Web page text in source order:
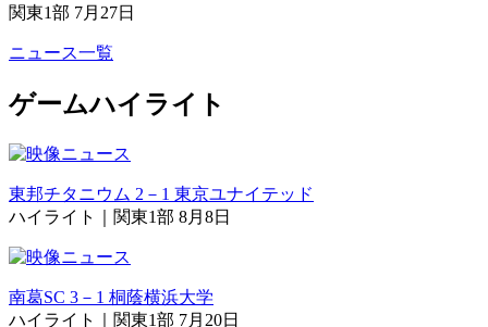
関東1部 7月27日
ニュース一覧
ゲームハイライト
東邦チタニウム 2－1 東京ユナイテッド
ハイライト｜関東1部 8月8日
南葛SC 3－1 桐蔭横浜大学
ハイライト｜関東1部 7月20日